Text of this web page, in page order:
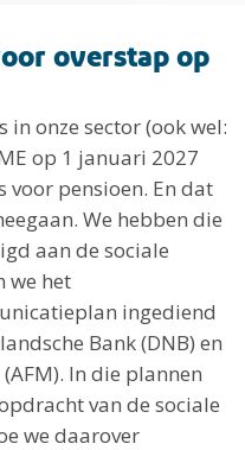
overstap op
in onze sector (ook wel:
op 1 januari 2027
voor pensioen. En dat
We hebben die
aan de sociale
we het
ingediend
Bank (DNB) en
In die plannen
van de sociale
we daarover